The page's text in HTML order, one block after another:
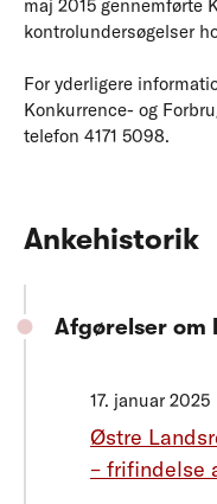
maj 2015 gennemførte
kontrolundersøgelser
For yderligere
Konkurrence- og
telefon 4171 5098.
Ankehistorik
Afgørelser om
17. januar 2025
Østre
– frifindelse